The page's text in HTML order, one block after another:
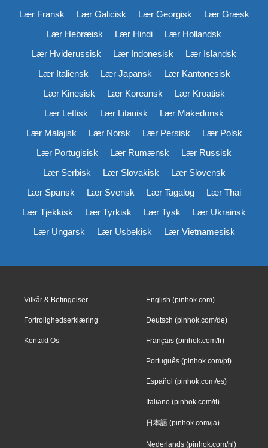
Lær Fransk
Lær Galicisk Lær Georgisk
Lær Græsk
Lær Hebræisk
Lær Hindi
Lær Hollandsk
Lær Hviderussisk
Lær Indonesisk
Lær Islandsk
Lær Italiensk
Lær Japansk
Lær Kantonesisk
Lær Kinesisk
Lær Koreansk
Lær Kroatisk
Lær Lettisk
Lær Litauisk
Lær Makedonsk
Lær Malajisk
Lær Norsk Lær Persisk
Lær Polsk
Lær Portugisisk
Lær Rumænsk
Lær Russisk
Lær Serbisk
Lær Slovakisk
Lær Slovensk
Lær Spansk
Lær Svensk Lær Tagalog
Lær Thai
Lær Tjekkisk
Lær Tyrkisk Lær Tysk
Lær Ukrainsk
Lær Ungarsk
Lær Usbekisk Lær Vietnamesisk
Vilkår & Betingelser
Fortrolighedserklæring
Kontakt Os
English (pinhok.com)
Deutsch (pinhok.com/de)
Français (pinhok.com/fr)
Português (pinhok.com/pt)
Español (pinhok.com/es)
Italiano (pinhok.com/it)
日本語 (pinhok.com/ja)
Nederlands (pinhok.com/nl)